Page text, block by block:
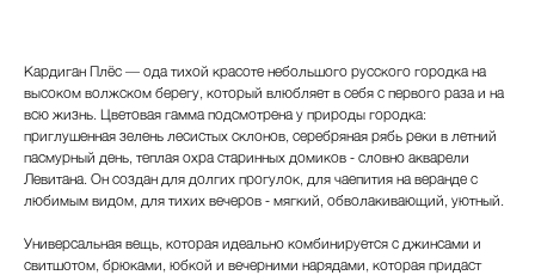
Кардиган Плёс — ода тихой красоте небольшого русского городка на
высоком волжском берегу, который влюбляет в себя с первого раза и на
всю жизнь. Цветовая гамма подсмотрена у природы городка:
приглушенная зелень лесистых склонов, серебряная рябь реки в летний
пасмурный день, теплая охра старинных домиков - словно акварели
Левитана. Он создан для долгих прогулок, для чаепития на веранде с
любимым видом, для тихих вечеров - мягкий, обволакивающий, уютный.
Универсальная вещь, которая идеально комбинируется с джинсами и
свитшотом, брюками, юбкой и вечерними нарядами, которая придаст